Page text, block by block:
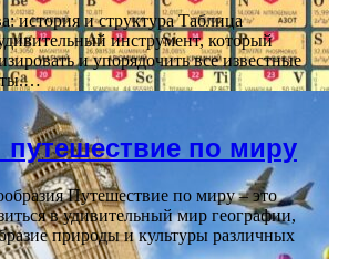
история и структура Таблица
инструмент, который
и упорядочить все известные
путешествие по миру
Путешествие по миру – это
в удивительный мир географии,
природы и культуры различных